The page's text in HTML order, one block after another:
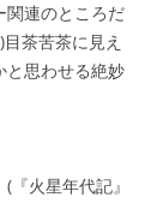
関連のところだ
茶苦茶に見え
と思わせる絶妙
火星年代記』